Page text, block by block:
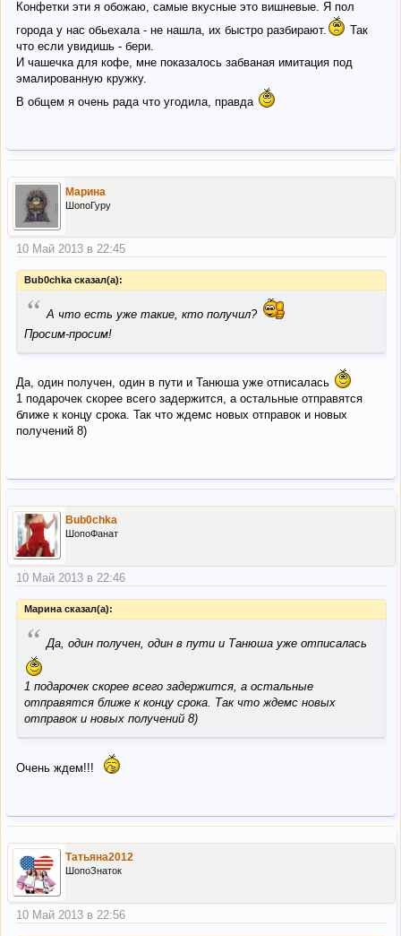
Конфетки эти я обожаю, самые вкусные это вишневые. Я пол
города у нас обьехала - не нашла, их быстро разбирают.
Так
что если увидишь - бери.
И чашечка для кофе, мне показалось забваная имитация под
эмалированную кружку.
В общем я очень рада что угодила, правда
Марина
ШопоГуру
10 Май 2013 в 22:45
Bub0chka сказал(а):
“ А что есть уже такие, кто получил?
Просим-просим!
Да, один получен, один в пути и Танюша уже отписалась
1 подарочек скорее всего задержится, а остальные отправятся
ближе к концу срока. Так что ждемс новых отправок и новых
получений 8)
Bub0chka
ШопоФанат
10 Май 2013 в 22:46
Марина сказал(а):
“ Да, один получен, один в пути и Танюша уже отписалась
1 подарочек скорее всего задержится, а остальные
отправятся ближе к концу срока. Так что ждемс новых
отправок и новых получений 8)
Очень ждем!!!
Татьяна2012
ШопоЗнаток
10 Май 2013 в 22:56